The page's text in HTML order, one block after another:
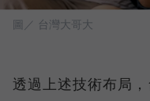
圖／ 台灣大哥大
透過上述技術布局